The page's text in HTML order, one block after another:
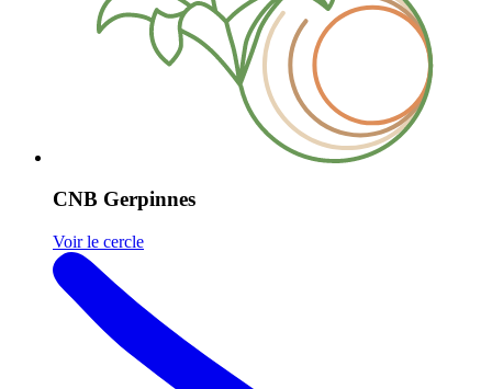
CNB Gerpinnes
Voir le cercle